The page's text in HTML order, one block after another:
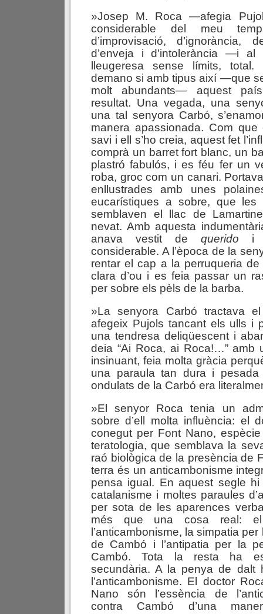
»Josep M. Roca —afegia
considerable del meu
d’improvisació, d’ignorància,
d’enveja i d’intolerància —i al
lleugeresa sense límits,
demano si amb tipus així —que
molt abundants— aquest
resultat. Una vegada, una
una tal senyora Carbó,
manera apassionada. Com
savi i ell s’ho creia, aquest fet
comprà un barret fort blanc, un
plastró fabulós, i es féu fer un
roba, groc com un canari.
enllustrades amb unes
eucarístiques a sobre, que les
semblaven el llac de
nevat. Amb aquesta
anava vestit de querido i
considerable. A l’època de la
rentar el cap a la perruqueria de
clara d’ou i es feia passar un
per sobre els pèls de la barba.
»La senyora Carbó tractava
afegeix Pujols tancant els ulls i
una tendresa deliqüescent i
deia “Ai Roca, ai Roca!…” amb
insinuant, feia molta gràcia
una paraula tan dura i pesada
ondulats de la Carbó era
»El senyor Roca tenia un
sobre d’ell molta influència: el
conegut per Font Nano,
teratologia, que semblava la
raó biològica de la presència de
terra és un anticambonisme
pensa igual. En aquest segle
catalanisme i moltes paraules
per sota de les aparences
més que una cosa real: el
l’anticambonisme, la simpatia
de Cambó i l’antipatia per la
Cambó. Tota la resta ha
secundària. A la penya de dalt
l’anticambonisme. El doctor
Nano són l’essència de
contra Cambó d’una